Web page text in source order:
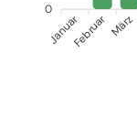
0
JanuarFebruar März